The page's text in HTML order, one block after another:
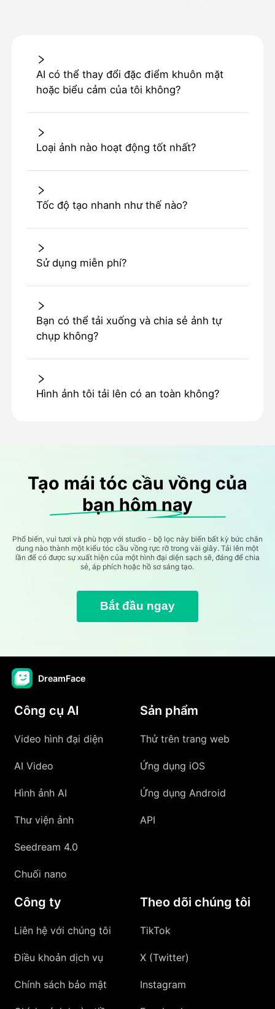
AI có thể thay đổi đặc điểm khuôn mặt
hoặc biểu cảm của tôi không?
Loại ảnh nào hoạt động tốt nhất?
Tốc độ tạo nhanh như thế nào?
Sử dụng miễn phí?
Bạn có thể tải xuống và chia sẻ ảnh tự
chụp không?
Hình ảnh tôi tải lên có an toàn không?
Tạo mái tóc cầu vồng của
bạn hôm nay
Phổ biến, vui tươi và phù hợp với studio - bộ lọc này biến bất kỳ bức chân
dung nào thành một kiểu tóc cầu vồng rực rỡ trong vài giây. Tải lên một
lần để có được sự xuất hiện của một hình đại diện sạch sẽ, đáng để chia
sẻ, áp phích hoặc hồ sơ sáng tạo.
Bắt đầu ngay
DreamFace
Công cụ AI
Video hình đại diện
AI Video
Hình ảnh AI
Thư viện ảnh
Seedream 4.0
Chuối nano
Sản phẩm
Thử trên trang web
Ứng dụng iOS
Ứng dụng Android
API
Công ty
Liên hệ với chúng tôi
Điều khoản dịch vụ
Chính sách bảo mật
Theo dõi chúng tôi
TikTok
X (Twitter)
Instagram